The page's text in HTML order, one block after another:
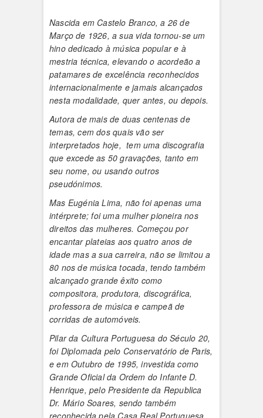
Nascida em Castelo Branco, a 26 de
Março de 1926, a sua vida tornou-se um
hino dedicado à música popular e à
mestria técnica, elevando o acordeão a
patamares de excelência reconhecidos
internacionalmente e jamais alcançados
nesta modalidade, quer antes, ou depois.
Autora de mais de duas centenas de
temas, cem dos quais vão ser
interpretados hoje, tem uma discografia
que excede as 50 gravações, tanto em
seu nome, ou usando outros
pseudónimos.
Mas Eugénia Lima, não foi apenas uma
intérprete; foi uma mulher pioneira nos
direitos das mulheres. Começou por
encantar plateias aos quatro anos de
idade mas a sua carreira, não se limitou a
80 nos de música tocada, tendo também
alcançado grande êxito como
compositora, produtora, discográfica,
professora de música e campeã de
corridas de automóveis.
Pilar da Cultura Portuguesa do Século 20,
foi Diplomada pelo Conservatório de Paris,
e em Outubro de 1995, investida como
Grande Oficial da Ordem do Infante D.
Henrique, pelo Presidente da Republica
Dr. Mário Soares, sendo também
reconhecida pela Casa Real Portuguesa